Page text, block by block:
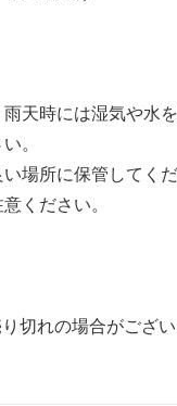
天時には湿気や水
。
場所に保管してくだ
ください。
切れの場合がござ